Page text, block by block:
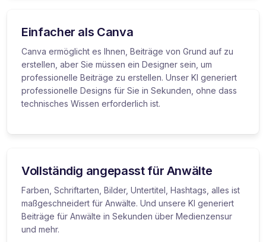
Einfacher als Canva
Canva ermöglicht es Ihnen, Beiträge von Grund auf zu
erstellen, aber Sie müssen ein Designer sein, um
professionelle Beiträge zu erstellen. Unser KI generiert
professionelle Designs für Sie in Sekunden, ohne dass
technisches Wissen erforderlich ist.
Vollständig angepasst für Anwälte
Farben, Schriftarten, Bilder, Untertitel, Hashtags, alles ist
maßgeschneidert für Anwälte. Und unsere KI generiert
Beiträge für Anwälte in Sekunden über Medienzensur
und mehr.